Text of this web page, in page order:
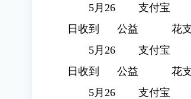
5月26
日收到
支付宝
公益
花
5月26
日收到
支付宝
公益
花
5月26
支付宝